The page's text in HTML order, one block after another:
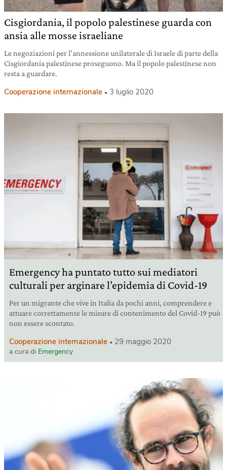
Cisgiordania, il popolo palestinese guarda con
ansia alle mosse israeliane
Le negoziazioni per l’annessione unilaterale di Israele di parte della
Cisgiordania palestinese proseguono. Ma il popolo palestinese non
resta a guardare.
Cooperazione internazionale 3 luglio 2020
Emergency ha puntato tutto sui mediatori
culturali per arginare l’epidemia di Covid-19
Per un migrante che vive in Italia da pochi anni, comprendere e
attuare correttamente le misure di contenimento del Covid-19 può
non essere scontato.
Cooperazione internazionale 29 maggio 2020
a cura di Emergency